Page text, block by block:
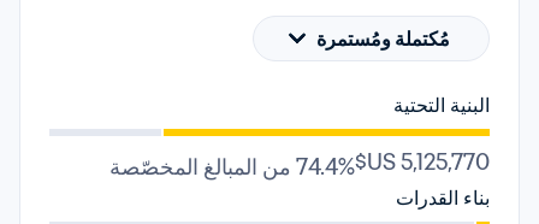
مُكتملة ومُستمرة
البنية التحتية
74.4% من المبالغ المخصّصة
بناء القدرات